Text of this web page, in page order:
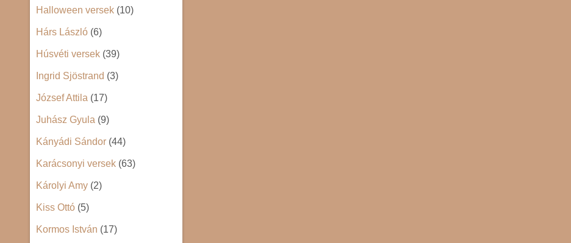
Halloween versek (10)
Hárs László (6)
Húsvéti versek (39)
Ingrid Sjöstrand (3)
József Attila (17)
Juhász Gyula (9)
Kányádi Sándor (44)
Karácsonyi versek (63)
Károlyi Amy (2)
Kiss Ottó (5)
Kormos István (17)